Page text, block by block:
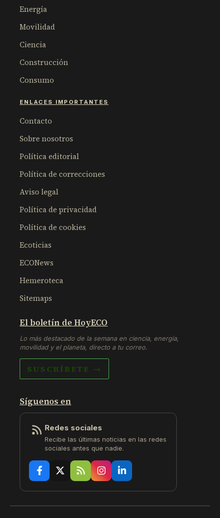
Energía
Movilidad
Ciencia
Construcción
Consumo
ENLACES IMPORTANTES
Contacto
Sobre nosotros
Política editorial
Política de correcciones
Aviso legal
Política de privacidad
Política de cookies
Ecoticias
ECONews
Hemeroteca
Sitemaps
El boletín de HoyECO
Lo más destacado de la semana en ciencia, energía,
movilidad y el planeta, directo a tu correo.
SUSCRÍBETE →
Síguenos en
Redes sociales
Recibe las últimas noticias en las redes
sociales antes que nadie.